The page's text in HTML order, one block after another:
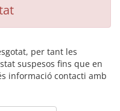
per tant les
suspesos fins que en
informació contacti amb